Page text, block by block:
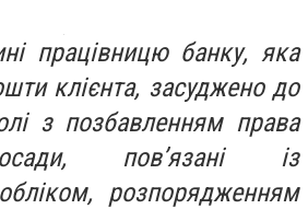
працівницю банку, яка
клієнта, засуджено до
з позбавленням права
пов’язані із
розпорядженням